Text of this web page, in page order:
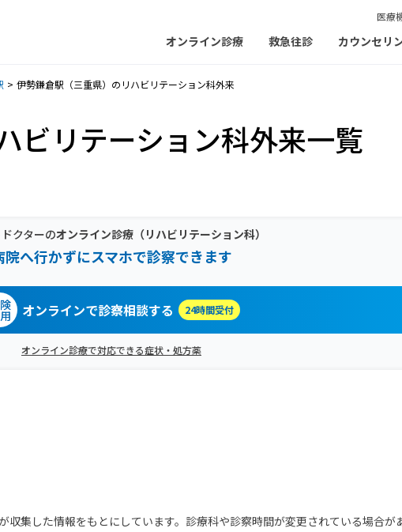
医療
オンライン診療 救急往診 カウンセリ
伊勢鎌倉駅（三重県）のリハビリテーション科外来
ビリテーション科外来一覧
クターのオンライン診療（リハビリテーション科）
院へ行かずにスマホで診察できます
オンラインで診察相談する 24時間受付
オンライン診療で対応できる症状・処方薬
収集した情報をもとにしています。診療科や診察時間が変更されている場合が